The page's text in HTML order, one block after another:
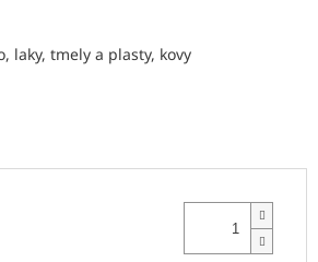
laky, tmely a plasty, kovy